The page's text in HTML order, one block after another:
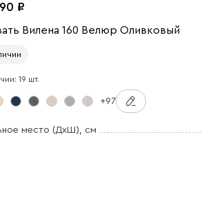
Вилена 160 Велюр Оливковый
19 шт.
+97
место (ДхШ), см